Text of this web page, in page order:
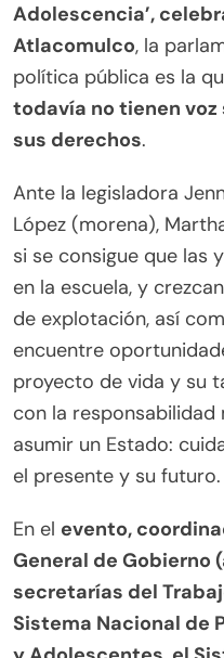
Adolescencia’,
Atlacomulco, la
política pública es la
todavía no tienen
sus derechos.
Ante la legisladora
López (morena),
si se consigue que las
en la escuela, y
de explotación, así
encuentre
proyecto de vida y su
con la
asumir un Estado:
el presente y su futuro.
En el evento,
General de Gobierno
secretarías del
Sistema Nacional de